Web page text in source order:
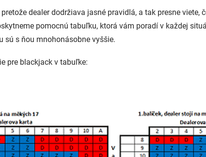
dealer dodržiava jasné pravidlá, a tak presne
pomocnú tabuľku, ktorá vám poradí v každej
sú s ňou mnohonásobne vyššie.
pre blackjack v tabuľke: